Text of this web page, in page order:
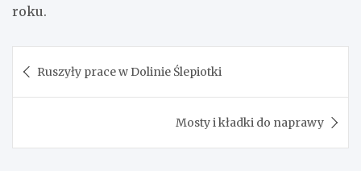
roku.
wpisu
Ruszyły prace w Dolinie Ślepiotki
Mosty i kładki do naprawy